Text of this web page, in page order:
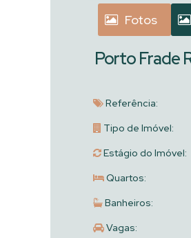
Fotos
Porto Frade
Referência:
Tipo de Imóvel:
Estágio do Imóvel:
Quartos:
Banheiros:
Vagas: